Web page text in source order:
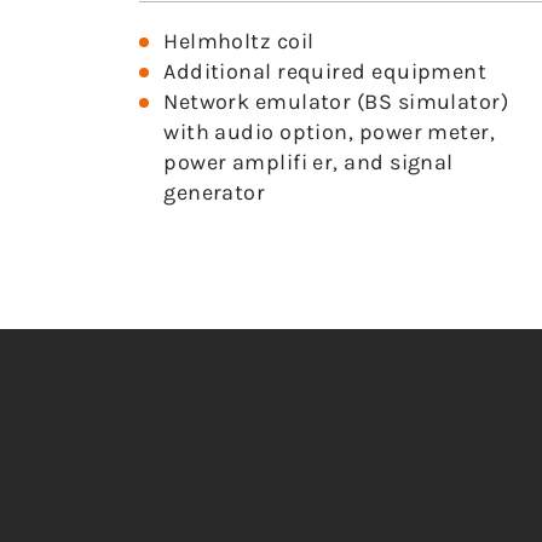
Helmholtz coil
Additional required equipment
Network emulator (BS simulator)
with audio option, power meter,
power amplifi er, and signal
generator